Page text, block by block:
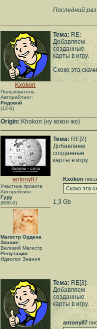
Последний
Kxokon
Пользователь
Авторейтинг:
Рядовой
(12-0)
Тема: RE:
Добавляем
созданные
карты в игру.
Скоко эта
Origin: Khokon (ну кокон же)
antony87
Участник проекта
Авторейтинг:
Гуру
(896-0)
Магистр Ордена
Звание:
Великий Магистр
Репутация:
Идеолог Знания
Тема: RE[2]:
Добавляем
созданные
карты в игру.
Kxokon
Скоко эта
1,3 Gb
Тема: RE[3]:
Добавляем
созданные
карты в игру.
antony87